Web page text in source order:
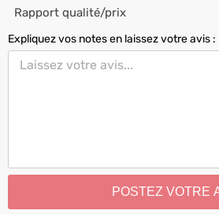
Rapport qualité/prix
Expliquez vos notes en laissez votre avis :